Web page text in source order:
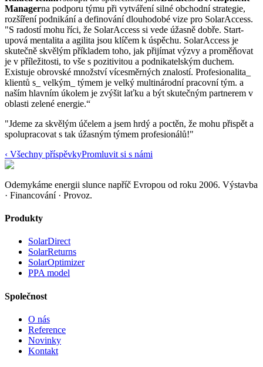
Managerna podporu týmu při vytváření silné obchodní strategie,
rozšíření podnikání a definování dlouhodobé vize pro SolarAccess.
"S radostí mohu říci, že SolarAccess si vede úžasně dobře. Start-
upová mentalita a agilita jsou klíčem k úspěchu. SolarAccess je
skutečně skvělým příkladem toho, jak přijímat výzvy a proměňovat
je v příležitosti, to vše s pozitivitou a podnikatelským duchem.
Existuje obrovské množství vícesměrných znalostí. Profesionalita_
klientů s_ velkým_ týmem je velký multinárodní pracovní tým. a
naším hlavním úkolem je zvýšit laťku a být skutečným partnerem v
oblasti zelené energie.“
"Jdeme za skvělým účelem a jsem hrdý a poctěn, že mohu přispět a
spolupracovat s tak úžasným týmem profesionálů!"
‹ Všechny příspěvkyPromluvit si s námi
Odemykáme energii slunce napříč Evropou od roku 2006. Výstavba
· Financování · Provoz.
Produkty
SolarDirect
SolarReturns
SolarOptimizer
PPA model
Společnost
O nás
Reference
Novinky
Kontakt